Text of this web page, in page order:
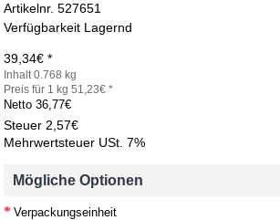
Artikelnr. 527651
Verfügbarkeit Lagernd
39,34€ *
Inhalt 0.768 kg
Preis für 1 kg 51,23€ *
Netto 36,77€
Steuer 2,57€
Mehrwertsteuer USt. 7%
Mögliche Optionen
Verpackungseinheit